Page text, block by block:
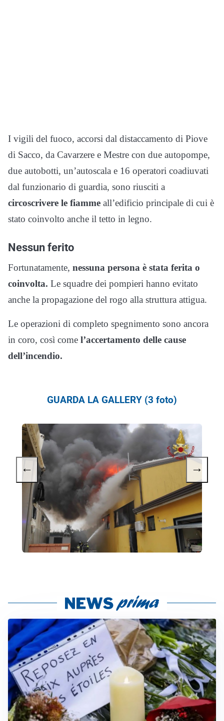
I vigili del fuoco, accorsi dal distaccamento di Piove
di Sacco, da Cavarzere e Mestre con due autopompe,
due autobotti, un’autoscala e 16 operatori coadiuvati
dal funzionario di guardia, sono riusciti a
circoscrivere le fiamme all’edificio principale di cui è
stato coinvolto anche il tetto in legno.
Nessun ferito
Fortunatamente, nessuna persona è stata ferita o
coinvolta. Le squadre dei pompieri hanno evitato
anche la propagazione del rogo alla struttura attigua.
Le operazioni di completo spegnimento sono ancora
in coro, così come l’accertamento delle cause
dell’incendio.
GUARDA LA GALLERY (3 foto)
← →